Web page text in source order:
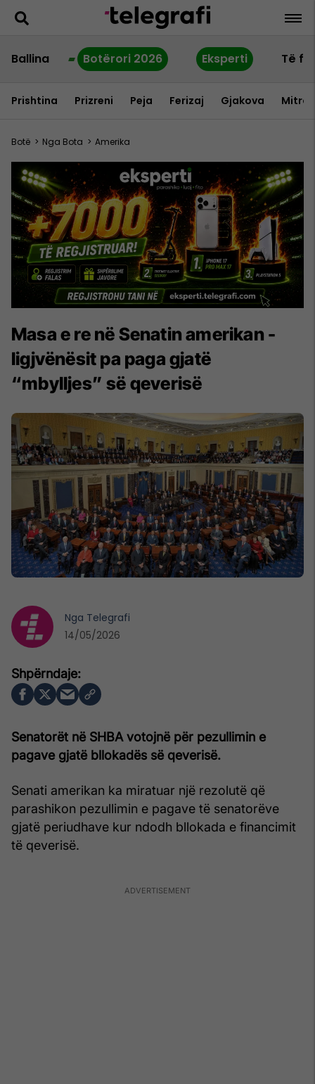
Ballina Botërori 2026 Eksperti Të
Prishtina Prizreni Peja Ferizaj Gjakova
Botë > Nga Bota > Amerika
Masa e re në Senatin amerikan -
ligjvënësit pa paga gjatë
“mbylljes” së qeverisë
Senatorët në SHBA votojnë për pezullimin e
pagave gjatë bllokadës së qeverisë.
Senati amerikan ka miratuar një rezolutë që
parashikon pezullimin e pagave të senatorëve
gjatë periudhave kur ndodh bllokada e financimit
të qeverisë.
Nga Telegrafi
14/05/2026